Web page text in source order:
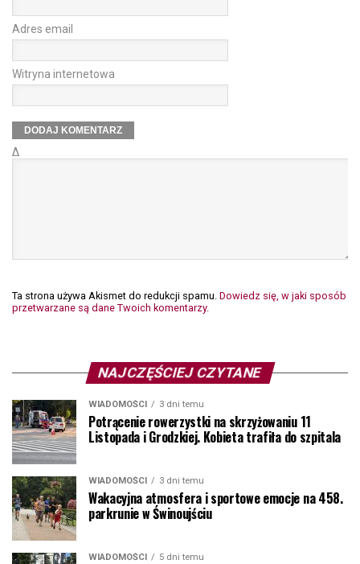
Adres email
Witryna internetowa
Δ
Ta strona używa Akismet do redukcji spamu. Dowiedz się, w jaki sposób
przetwarzane są dane Twoich komentarzy.
NAJCZĘŚCIEJ CZYTANE
WIADOMOŚCI 3 dni temu
Potrącenie rowerzystki na skrzyżowaniu 11
Listopada i Grodzkiej. Kobieta trafiła do szpitala
WIADOMOŚCI 3 dni temu
Wakacyjna atmosfera i sportowe emocje na 458.
parkrunie w Świnoujściu
WIADOMOŚCI 5 dni temu